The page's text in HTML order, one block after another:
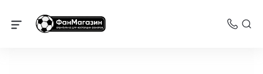
Торпедо